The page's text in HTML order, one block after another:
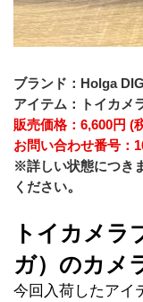
ブランド：Holga
アイテム：トイカメ
販売価格：6,600円 (
お問い合わせ番号：
※詳しい状態につき
ください。
トイカメラ
ガ）のカメ
今回入荷したアイ